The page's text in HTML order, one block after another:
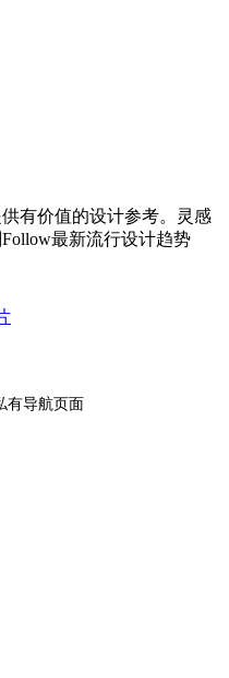
有价值的设计参考。灵感
最新流行设计趋势
有导航页面